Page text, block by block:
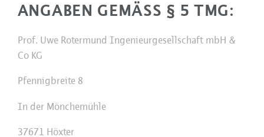
ANGABEN GEMÄSS § 5 TMG:
Prof. Uwe Rotermund Ingenieurgesellschaft mbH &
Co KG
Pfennigbreite 8
In der Mönchemühle
37671 Höxter